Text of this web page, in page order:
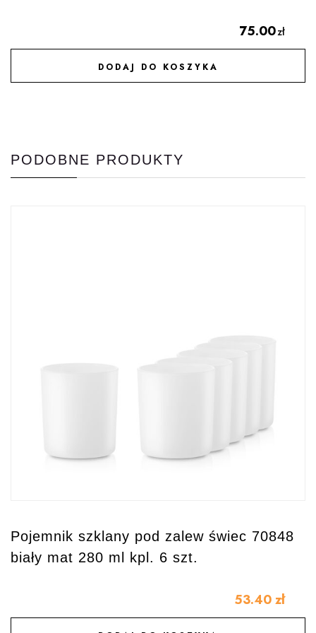
75.00zł
DODAJ DO KOSZYKA
DODAJ DO ULUBIONYCH
PODOBNE PRODUKTY
Pojemnik szklany pod zalew świec 70848
biały mat 280 ml kpl. 6 szt.
53.40 zł